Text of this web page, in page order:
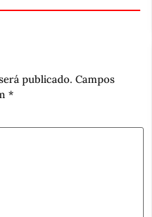
publicado. Campos
*